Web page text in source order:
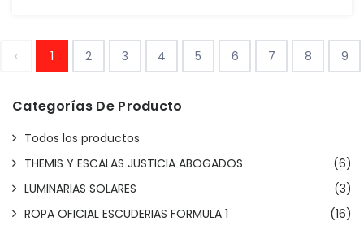
‹ 1 2 3 4 5 6 7 8 9
Categorías De Producto
Todos los productos
THEMIS Y ESCALAS JUSTICIA ABOGADOS
(6)
LUMINARIAS SOLARES
(3)
ROPA OFICIAL ESCUDERIAS FORMULA 1
(16)